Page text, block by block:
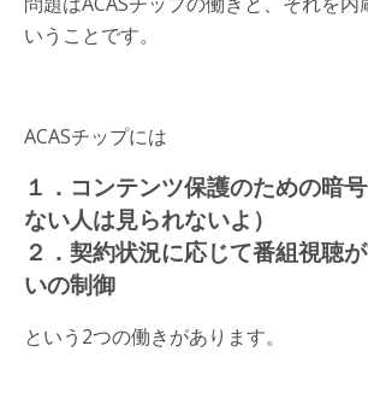
いうことです。
ACASチップには
１．コンテンツ保護のための暗
ない人は見られないよ）
２．契約状況に応じて番組視聴
いの制御
という2つの働きがあります。